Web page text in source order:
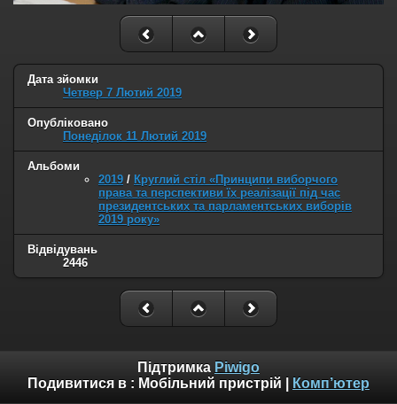
Дата зйомки
Четвер 7 Лютий 2019
Опубліковано
Понеділок 11 Лютий 2019
Альбоми
2019 / Круглий стіл «Принципи виборчого
права та перспективи їх реалізації під час
президентських та парламентських виборів
2019 року»
Відвідувань
2446
Підтримка Piwigo
Подивитися в : Мобільний пристрій Комп’ютер